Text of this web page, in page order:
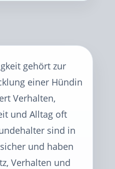
gehört zur
einer Hündin
Verhalten,
und Alltag oft
sind in
und haben
Verhalten und